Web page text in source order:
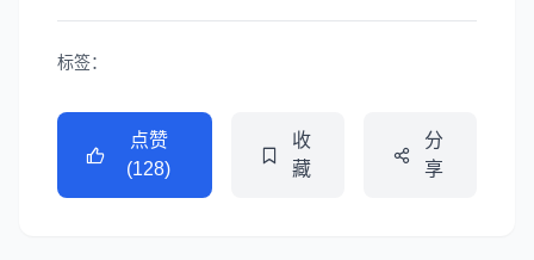
标签：
点赞
(128)
收
藏
分
享